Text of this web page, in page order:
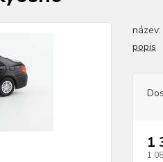
popis
1
1